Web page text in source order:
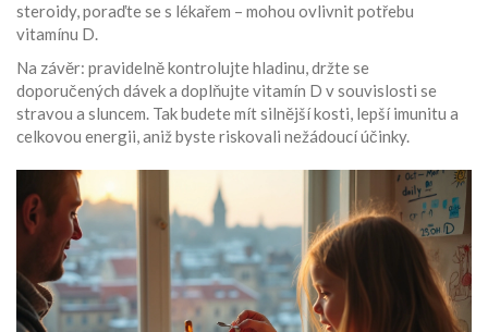
steroidy, poraďte se s lékařem – mohou ovlivnit potřebu
vitamínu D.
Na závěr: pravidelně kontrolujte hladinu, držte se
doporučených dávek a doplňujte vitamín D v souvislosti se
stravou a sluncem. Tak budete mít silnější kosti, lepší imunitu a
celkovou energii, aniž byste riskovali nežádoucí účinky.